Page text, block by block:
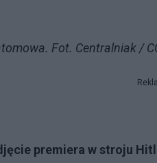
Fot. Centralniak /
premiera w stroju